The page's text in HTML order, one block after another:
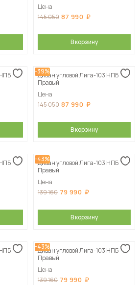
Цена
145 050 87 990
В корзину
-39%
Диван угловой Лига-103 НПБ
Правый
Цена
145 050 87 990
В корзину
-43%
Диван угловой Лига-103 НПБ
Правый
Цена
139 160 79 990
В корзину
-43%
Диван угловой Лига-103 НПБ
Правый
Цена
139 160 79 990